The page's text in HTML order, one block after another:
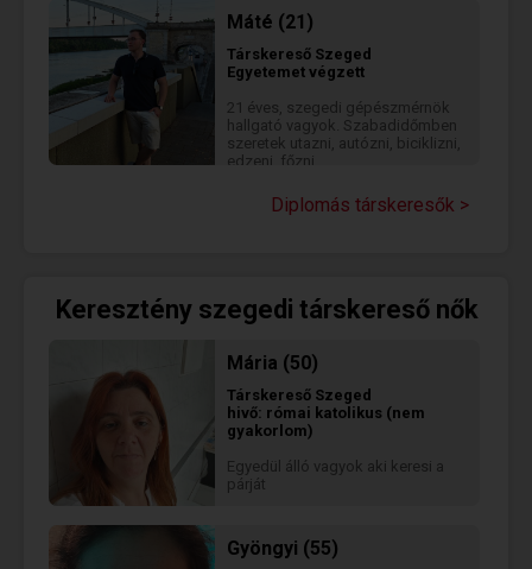
sokszor fürdéskor is. Vonzódom
a retro dolgok iránt: lemezek,
kazetták, CD-k, old hifi dolgok
érdekelnek. Szabadidőmben
futok, súlyzózok, biciklizek,
gitározgatok. Szeretek túrázni,
szeretem a nagy hegyeket, de a
szelíd lankákat, sőt, a végtelen
Alföldet is. Hiszem az Istent.
Máté (21)
Társkereső Szeged
Egyetemet végzett
21 éves, szegedi gépészmérnök
hallgató vagyok. Szabadidőmben
szeretek utazni, autózni, biciklizni,
edzeni, főzni.
Diplomás társkeresők >
Keresztény szegedi társkereső nők
Mária (50)
Társkereső Szeged
hivő: római katolikus (nem
gyakorlom)
Egyedül álló vagyok aki keresi a
párját
Gyöngyi (55)